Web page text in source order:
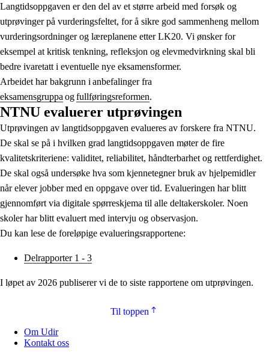
Langtidsoppgaven er den del av et større arbeid med forsøk og
utprøvinger på vurderingsfeltet, for å sikre god sammenheng mellom
vurderingsordninger og læreplanene etter LK20. Vi ønsker for
eksempel at kritisk tenkning, refleksjon og elevmedvirkning skal bli
bedre ivaretatt i eventuelle nye eksamensformer.
Arbeidet har bakgrunn i anbefalinger fra
eksamensgruppa ogfullføringsreformen.
NTNU evaluerer utprøvingen
Utprøvingen av langtidsoppgaven evalueres av forskere fra NTNU.
De skal se på i hvilken grad langtidsoppgaven møter de fire
kvalitetskriteriene: validitet, reliabilitet, håndterbarhet og rettferdighet.
De skal også undersøke hva som kjennetegner bruk av hjelpemidler
når elever jobber med en oppgave over tid. Evalueringen har blitt
gjennomført via digitale spørreskjema til alle deltakerskoler. Noen
skoler har blitt evaluert med intervju og observasjon.
Du kan lese de foreløpige evalueringsrapportene:
Delrapporter 1 - 3
I løpet av 2026 publiserer vi de to siste rapportene om utprøvingen.
Til toppen
Om Udir
Kontakt oss